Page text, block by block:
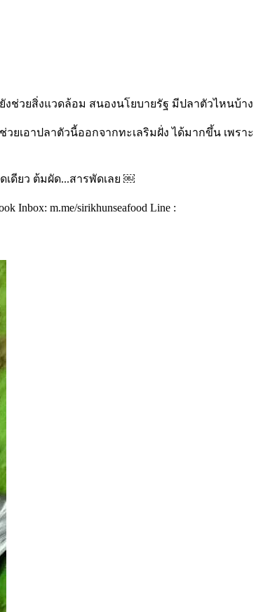
ช่วยสิ่งแวดล้อม สนองนโยบายรัฐ มีปลาตัวไหนบ้าง
เอาปลาตัวนี้ออกจากทะเลริมฝั่ง ได้มากขึ้น เพราะ
เดียว ต้มผัด...สารพัดเลย ￼
m.me/sirikhunseafood Line :